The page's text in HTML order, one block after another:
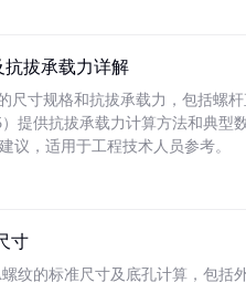
抗拔承载力详解
尺寸规格和抗拔承载力，包括螺
提供抗拔承载力计算方法和典
议，适用于工程技术人员参考。
寸
纹的标准尺寸及底孔计算，包